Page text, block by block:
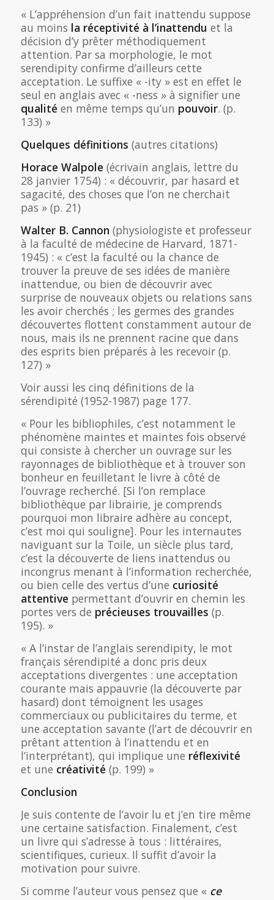
« L’appréhension d’un fait inattendu suppose
au moins la réceptivité à l’inattendu et la
décision d’y prêter méthodiquement
attention. Par sa morphologie, le mot
serendipity confirme d’ailleurs cette
acceptation. Le suffixe « -ity » est en effet le
seul en anglais avec « -ness » à signifier une
qualité en même temps qu’un pouvoir. (p.
133) »
Quelques définitions (autres citations)
Horace Walpole (écrivain anglais, lettre du
28 janvier 1754) : « découvrir, par hasard et
sagacité, des choses que l’on ne cherchait
pas » (p. 21)
Walter B. Cannon (physiologiste et professeur
à la faculté de médecine de Harvard, 1871-
1945) : « c’est la faculté ou la chance de
trouver la preuve de ses idées de manière
inattendue, ou bien de découvrir avec
surprise de nouveaux objets ou relations sans
les avoir cherchés ; les germes des grandes
découvertes flottent constamment autour de
nous, mais ils ne prennent racine que dans
des esprits bien préparés à les recevoir (p.
127) »
Voir aussi les cinq définitions de la
sérendipité (1952-1987) page 177.
« Pour les bibliophiles, c’est notamment le
phénomène maintes et maintes fois observé
qui consiste à chercher un ouvrage sur les
rayonnages de bibliothèque et à trouver son
bonheur en feuilletant le livre à côté de
l’ouvrage recherché. [Si l’on remplace
bibliothèque par librairie, je comprends
pourquoi mon libraire adhère au concept,
c’est moi qui souligne]. Pour les internautes
naviguant sur la Toile, un siècle plus tard,
c’est la découverte de liens inattendus ou
incongrus menant à l’information recherchée,
ou bien celle des vertus d’une curiosité
attentive permettant d’ouvrir en chemin les
portes vers de précieuses trouvailles (p.
195). »
« A l’instar de l’anglais serendipity, le mot
français sérendipité a donc pris deux
acceptations divergentes : une acceptation
courante mais appauvrie (la découverte par
hasard) dont témoignent les usages
commerciaux ou publicitaires du terme, et
une acceptation savante (l’art de découvrir en
prêtant attention à l’inattendu et en
l’interprétant), qui implique une réflexivité
et une créativité (p. 199) »
Conclusion
Je suis contente de l’avoir lu et j’en tire même
une certaine satisfaction. Finalement, c’est
un livre qui s’adresse à tous : littéraires,
scientifiques, curieux. Il suffit d’avoir la
motivation pour suivre.
Si comme l’auteur vous pensez que « ce